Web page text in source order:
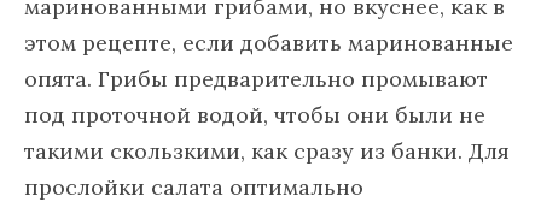
маринованными грибами, но вкуснее, как в
этом рецепте, если добавить маринованные
опята. Грибы предварительно промывают
под проточной водой, чтобы они были не
такими скользкими, как сразу из банки. Для
прослойки салата оптимально